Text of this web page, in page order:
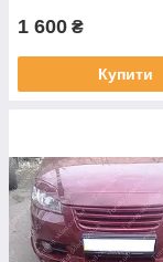
1 600 ₴
Купити